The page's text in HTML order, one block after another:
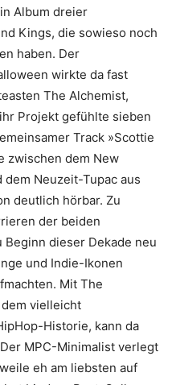
Album dreier
Kings, die sowieso noch
haben. Der
wirkte da fast
The Alchemist,
Projekt gefühlte sieben
Track »Scottie
zwischen dem New
Neuzeit-Tupac aus
deutlich hörbar. Zu
der beiden
Beginn dieser Dekade neu
und Indie-Ikonen
Mit The
vielleicht
Historie, kann da
MPC-Minimalist verlegt
eh am liebsten auf